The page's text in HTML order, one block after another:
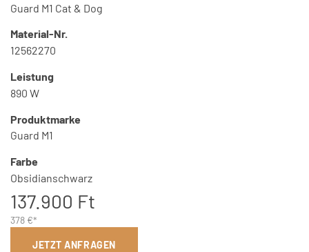
Guard M1 Cat & Dog
Material-Nr.
12562270
Leistung
890 W
Produktmarke
Guard M1
Farbe
Obsidianschwarz
137.900 Ft
378 €*
JETZT ANFRAGEN